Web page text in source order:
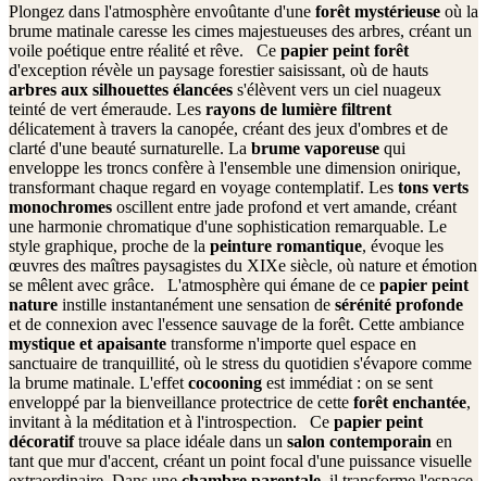
Plongez dans l'atmosphère envoûtante d'une forêt mystérieuse où la
brume matinale caresse les cimes majestueuses des arbres, créant un
voile poétique entre réalité et rêve. Ce papier peint forêt
d'exception révèle un paysage forestier saisissant, où de hauts
arbres aux silhouettes élancées s'élèvent vers un ciel nuageux
teinté de vert émeraude. Les rayons de lumière filtrent
délicatement à travers la canopée, créant des jeux d'ombres et de
clarté d'une beauté surnaturelle. La brume vaporeuse qui
enveloppe les troncs confère à l'ensemble une dimension onirique,
transformant chaque regard en voyage contemplatif. Les tons verts
monochromes oscillent entre jade profond et vert amande, créant
une harmonie chromatique d'une sophistication remarquable. Le
style graphique, proche de la peinture romantique, évoque les
œuvres des maîtres paysagistes du XIXe siècle, où nature et émotion
se mêlent avec grâce. L'atmosphère qui émane de ce papier peint
nature instille instantanément une sensation de sérénité profonde
et de connexion avec l'essence sauvage de la forêt. Cette ambiance
mystique et apaisante transforme n'importe quel espace en
sanctuaire de tranquillité, où le stress du quotidien s'évapore comme
la brume matinale. L'effet cocooning est immédiat : on se sent
enveloppé par la bienveillance protectrice de cette forêt enchantée,
invitant à la méditation et à l'introspection. Ce papier peint
décoratiftrouve sa place idéale dans un salon contemporain en
tant que mur d'accent, créant un point focal d'une puissance visuelle